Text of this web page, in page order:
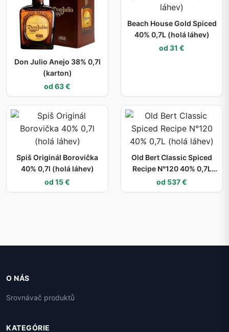
Don Julio Anejo 38% 0,7l
(karton)
od 63 €
Beach House Gold Spiced
40% 0,7L (holá láhev)
od 31 €
Spiš Originál Borovička
40% 0,7l (holá láhev)
od 15 €
Old Bert Classic Spiced
Recipe N°120 40% 0,7L
(holá láhev)
od 537 €
O NÁS
Srovnávač produktů
KATEGÓRIE